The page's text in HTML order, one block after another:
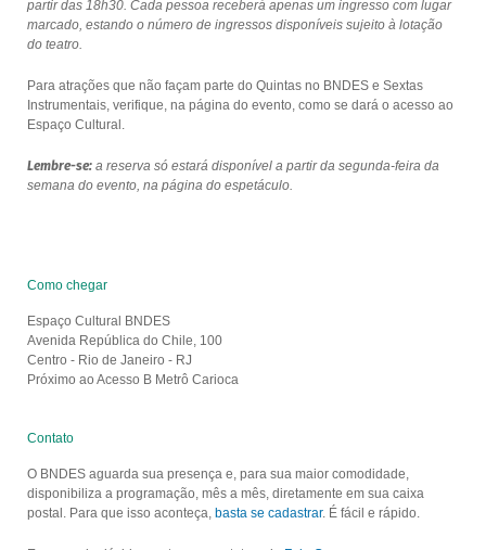
partir das 18h30. Cada pessoa receberá apenas um ingresso com lugar
marcado, estando o número de ingressos disponíveis sujeito à lotação
do teatro.
Para atrações que não façam parte do Quintas no BNDES e Sextas
Instrumentais, verifique, na página do evento, como se dará o acesso ao
Espaço Cultural.
Lembre-se:a reserva só estará disponível a partir da segunda-feira da
semana do evento, na página do espetáculo.
Como chegar
Espaço Cultural BNDES
Avenida República do Chile, 100
Centro - Rio de Janeiro - RJ
Próximo ao Acesso B Metrô Carioca
Contato
O BNDES aguarda sua presença e, para sua maior comodidade,
disponibiliza a programação, mês a mês, diretamente em sua caixa
postal. Para que isso aconteça, basta se cadastrar. É fácil e rápido.